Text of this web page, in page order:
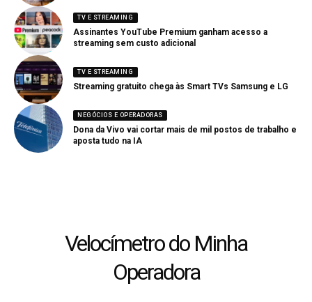
TV E STREAMING
Assinantes YouTube Premium ganham acesso a
streaming sem custo adicional
TV E STREAMING
Streaming gratuito chega às Smart TVs Samsung e LG
NEGÓCIOS E OPERADORAS
Dona da Vivo vai cortar mais de mil postos de trabalho e
aposta tudo na IA
Velocímetro do Minha
Operadora